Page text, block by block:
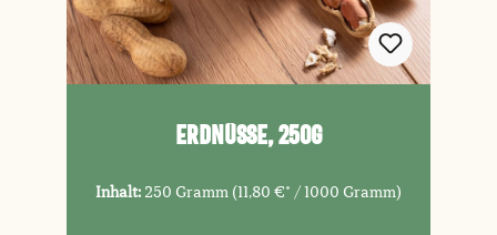
Erdnüsse, 250g
Inhalt: 250 Gramm (11,80 €* / 1000 Gramm)